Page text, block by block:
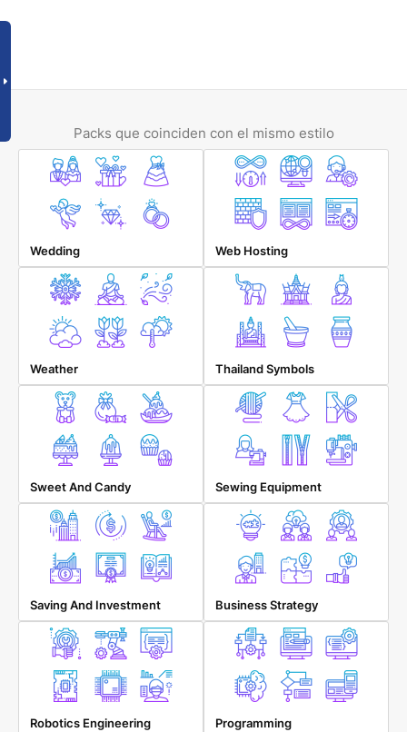
Packs que coinciden con el mismo estilo
Wedding Web Hosting
Weather Thailand Symbols
Sweet And Candy Sewing Equipment
Saving And Investment Business Strategy
Robotics Engineering Programming